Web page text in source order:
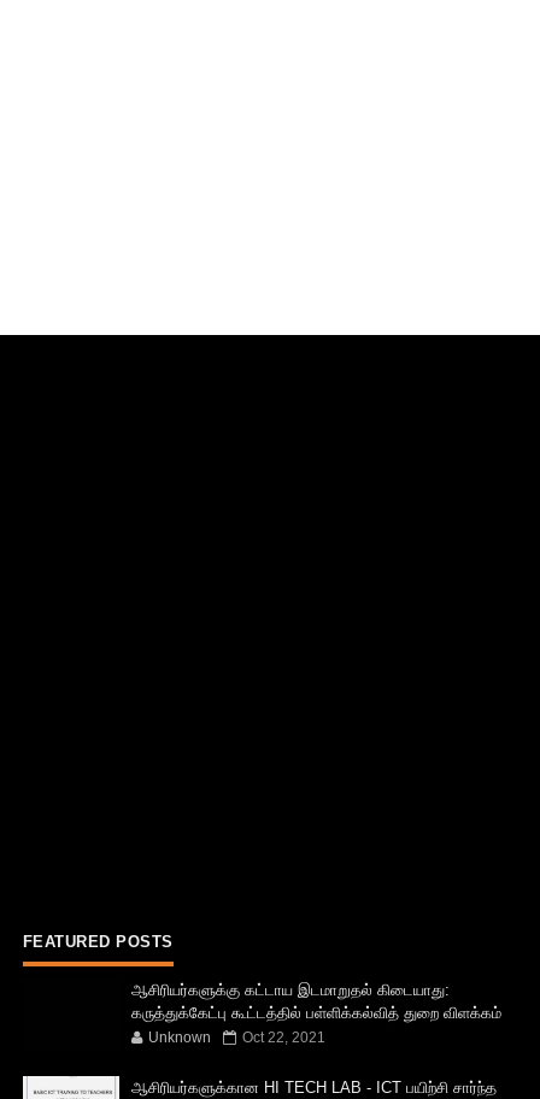
FEATURED POSTS
ஆசிரியர்களுக்கு கட்டாய இடமாறுதல் கிடையாது:
கருத்துக்கேட்பு கூட்டத்தில் பள்ளிக்கல்வித் துறை விளக்கம்
Unknown Oct 22, 2021
ஆசிரியர்களுக்கான HI TECH LAB - ICT பயிற்சி சார்ந்த